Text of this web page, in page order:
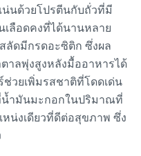
นด้วยโปรตีนกับถั่วที่มี
เลือดคงที่ได้นานหลาย
ลัดมีกรดอะซิติก ซึ่งผล
าลพุ่งสูงหลังมื้ออาหารได้
ช่วยเพิ่มรสชาติที่โดดเด่น
ำมันมะกอกในปริมาณที่
น่งเดียวที่ดีต่อสุขภาพ ซึ่ง